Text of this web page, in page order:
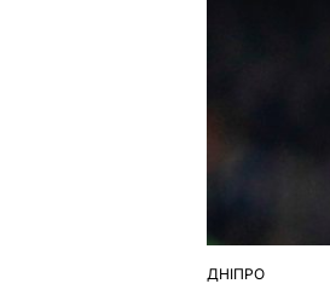
ОПУБЛІКУВАТИ
ДНІПРО